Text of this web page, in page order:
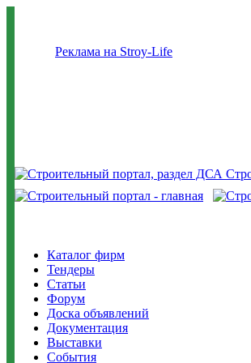
Реклама на Stroy-Life
Каталог фирм
Тендеры
Статьи
Форум
Доска объявлений
Документация
Выставки
События